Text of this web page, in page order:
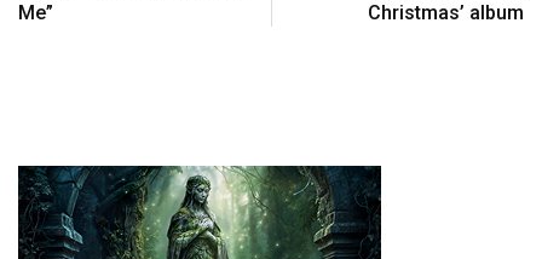
Me”
Christmas’ album